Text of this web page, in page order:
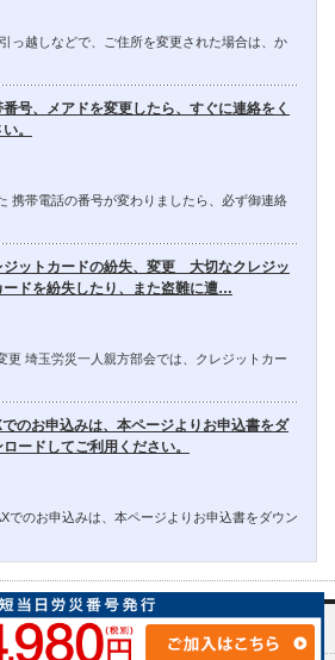
っ越しなどで、ご住所を変更された場合は、か
番号、メアドを変更したら、すぐに連絡をく
。
携帯電話の番号が変わりましたら、必ず御連絡
ジットカードの紛失、変更 大切なクレジッ
ードを紛失したり、また盗難に遭…
更 埼玉労災一人親方部会では、クレジットカー
でのお申込みは、本ページよりお申込書をダ
ロードしてご利用ください。
でのお申込みは、本ページよりお申込書をダウン
て